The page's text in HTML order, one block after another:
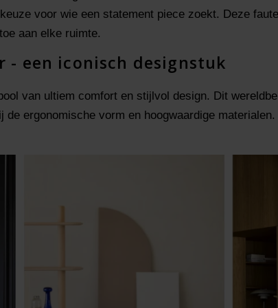
voor wie een statement piece zoekt. Deze
aan elke ruimte.
- een iconisch designstuk
van ultiem comfort en stijlvol design. Dit
de ergonomische vorm en hoogwaardige